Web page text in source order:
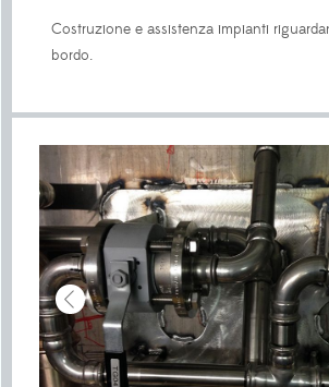
Costruzione e assistenza impianti
bordo.